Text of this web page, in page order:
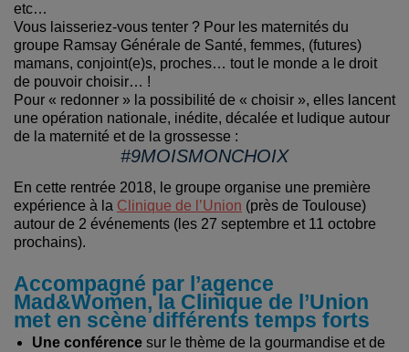
etc…
Vous laisseriez-vous tenter ? Pour les maternités du
groupe Ramsay Générale de Santé, femmes, (futures)
mamans, conjoint(e)s, proches… tout le monde a le droit
de pouvoir choisir… !
Pour « redonner » la possibilité de « choisir », elles lancent
une opération nationale, inédite, décalée et ludique autour
de la maternité et de la grossesse :
#9MOISMONCHOIX
En cette rentrée 2018, le groupe organise une première
expérience à la Clinique de l’Union (près de Toulouse)
autour de 2 événements (les 27 septembre et 11 octobre
prochains).
Accompagné par l’agence
Mad&Women, la Clinique de l’Union
met en scène différents temps forts
Une conférence sur le thème de la gourmandise et de